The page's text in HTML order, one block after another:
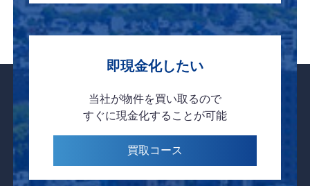
即現金化したい
当社が物件を買い取るので
すぐに現金化することが可能
買取 コース